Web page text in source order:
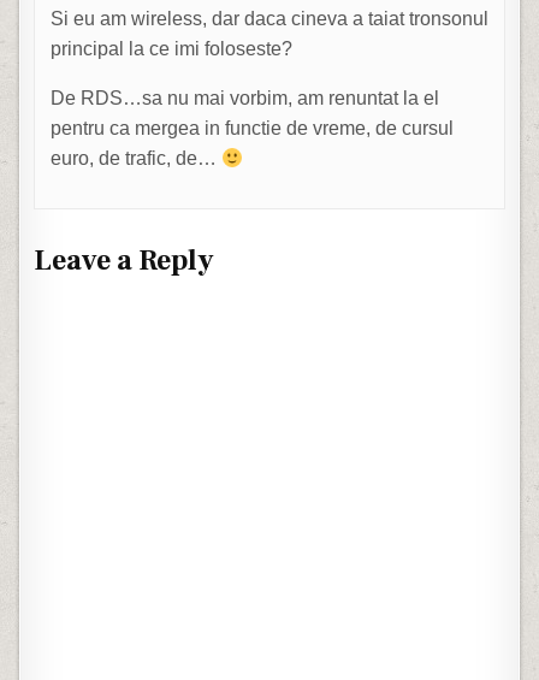
Si eu am wireless, dar daca cineva a taiat tronsonul
principal la ce imi foloseste?
De RDS…sa nu mai vorbim, am renuntat la el
pentru ca mergea in functie de vreme, de cursul
euro, de trafic, de…
Leave a Reply